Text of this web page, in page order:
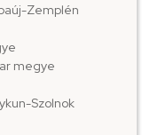
Zemplén
megye
Szolnok